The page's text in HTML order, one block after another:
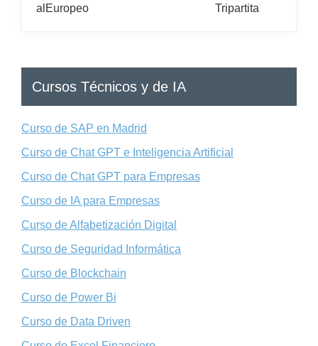
Cursos Técnicos y de IA
Curso de SAP en Madrid
Curso de Chat GPT e Inteligencia Artificial
Curso de Chat GPT para Empresas
Curso de IA para Empresas
Curso de Alfabetización Digital
Curso de Seguridad Informática
Curso de Blockchain
Curso de Power Bi
Curso de Data Driven